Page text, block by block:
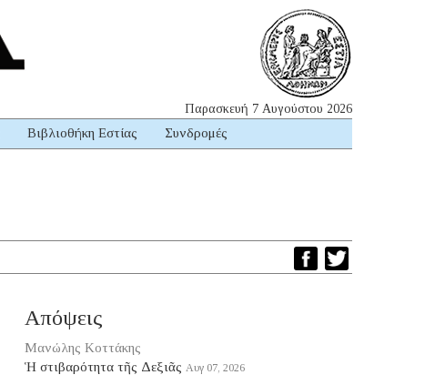
Παρασκευή 7 Αυγούστου 2026
Βιβλιοθήκη Εστίας Συνδρομές
Απόψεις
Μανώλης Κοττάκης
Ἡ στιβαρότητα τῆς Δεξιᾶς Αυγ 07, 2026